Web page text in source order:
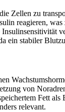
Zellen zu
reagieren,
ein stabiler
von
Fett
relevant.